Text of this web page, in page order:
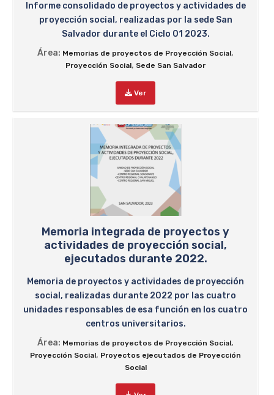
Informe consolidado de proyectos y actividades de
proyección social, realizadas por la sede San
Salvador durante el Ciclo 01 2023.
Área: Memorias de proyectos de Proyección Social,
Proyección Social, Sede San Salvador
Ver
Memoria integrada de proyectos y
actividades de proyección social,
ejecutados durante 2022.
Memoria de proyectos y actividades de proyección
social, realizadas durante 2022 por las cuatro
unidades responsables de esa función en los cuatro
centros universitarios.
Área: Memorias de proyectos de Proyección Social,
Proyección Social, Proyectos ejecutados de Proyección
Social